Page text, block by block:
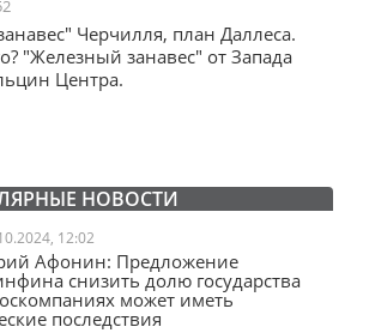
Черчилля, план Даллеса.
"Железный занавес" от Запада
Центра.
НОВОСТИ
12:02
Афонин: Предложение
снизить долю государства
может иметь
последствия